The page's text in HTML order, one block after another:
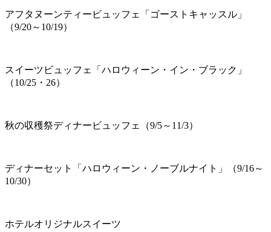
アフタヌーンティービュッフェ「ゴーストキャッスル」
（9/20～10/19）
スイーツビュッフェ「ハロウィーン・イン・ブラック」
（10/25・26）
秋の収穫祭ディナービュッフェ（9/5～11/3）
ディナーセット「ハロウィーン・ノーブルナイト」（9/16～
10/30）
ホテルオリジナルスイーツ